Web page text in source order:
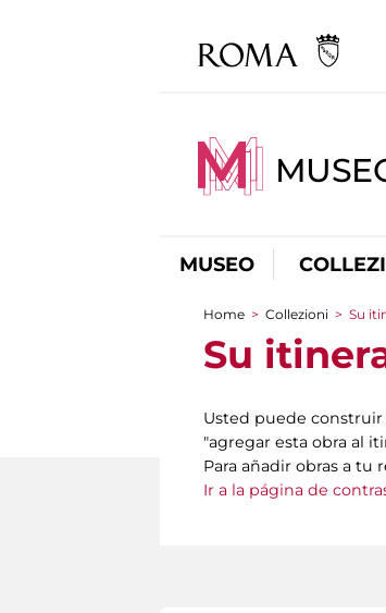
MUSEO
You are here
Home > Collezioni > Su
Su
Usted puede construir
"agregar esta obra al
Para añadir obras a tu
Ir a la página de